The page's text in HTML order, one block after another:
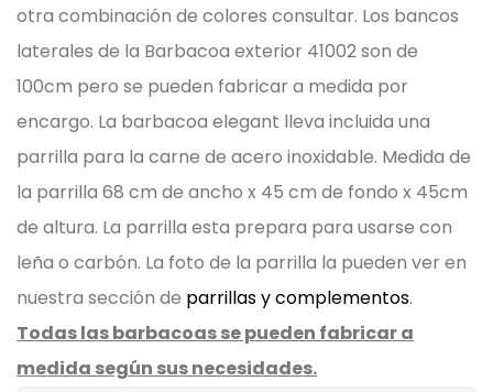
otra combinación de colores consultar. Los bancos
laterales de la Barbacoa exterior 41002 son de
100cm pero se pueden fabricar a medida por
encargo. La barbacoa elegant lleva incluida una
parrilla para la carne de acero inoxidable. Medida de
la parrilla 68 cm de ancho x 45 cm de fondo x 45cm
de altura. La parrilla esta prepara para usarse con
leña o carbón. La foto de la parrilla la pueden ver en
nuestra sección de parrillas y complementos.
Todas las barbacoas se pueden fabricar a
medida según sus necesidades.